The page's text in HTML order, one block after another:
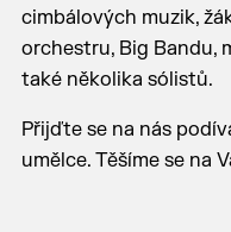
cimbálových muzik,
orchestru, Big Bandu,
také několika sólistů.
Přijďte se na nás
umělce. Těšíme se na